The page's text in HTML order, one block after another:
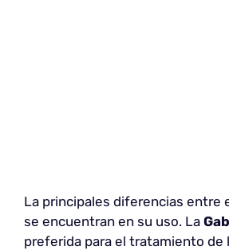
La principales diferencias entre
se encuentran en su uso. La
preferida para el tratamiento de